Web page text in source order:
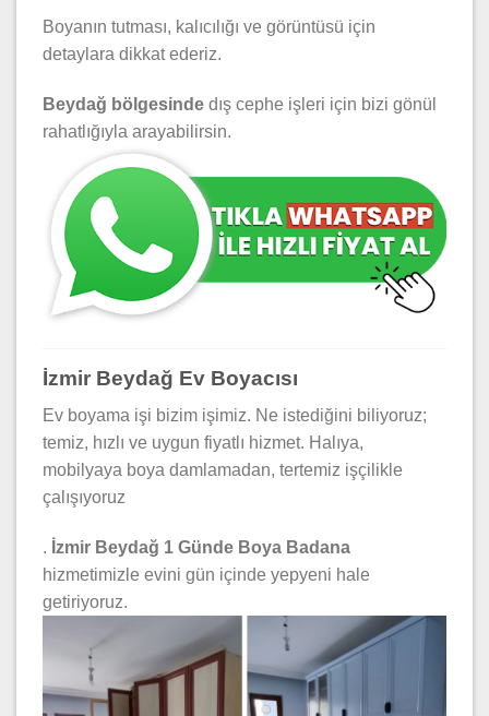
Boyanın tutması, kalıcılığı ve görüntüsü için
detaylara dikkat ederiz.
Beydağ bölgesinde dış cephe işleri için bizi gönül
rahatlığıyla arayabilirsin.
İzmir Beydağ Ev Boyacısı
Ev boyama işi bizim işimiz. Ne istediğini biliyoruz;
temiz, hızlı ve uygun fiyatlı hizmet. Halıya,
mobilyaya boya damlamadan, tertemiz işçilikle
çalışıyoruz
. İzmir Beydağ 1 Günde Boya Badana
hizmetimizle evini gün içinde yepyeni hale
getiriyoruz.